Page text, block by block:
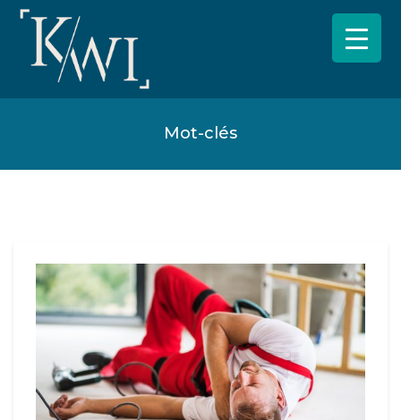
Mot-clés